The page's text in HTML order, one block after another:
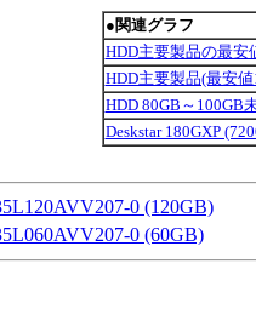
●関連グラフ
HDD主要製品の最安
HDD主要製品(最安
HDD 80GB～100GB
Deskstar 180GXP
0 (120GB)
0 (60GB)